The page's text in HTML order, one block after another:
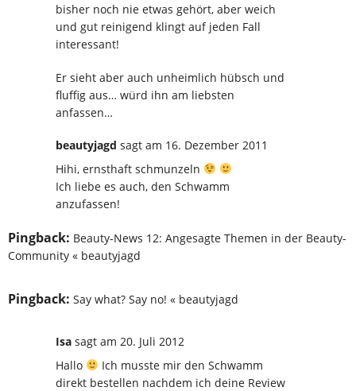
bisher noch nie etwas gehört, aber weich
und gut reinigend klingt auf jeden Fall
interessant!
Er sieht aber auch unheimlich hübsch und
fluffig aus… würd ihn am liebsten
anfassen…
beautyjagd sagt am 16. Dezember 2011
Hihi, ernsthaft schmunzeln
Ich liebe es auch, den Schwamm
anzufassen!
Pingback: Beauty-News 12: Angesagte Themen in der Beauty-
Community « beautyjagd
Pingback: Say what? Say no! « beautyjagd
Isa sagt am 20. Juli 2012
Hallo
Ich musste mir den Schwamm
direkt bestellen nachdem ich deine Review